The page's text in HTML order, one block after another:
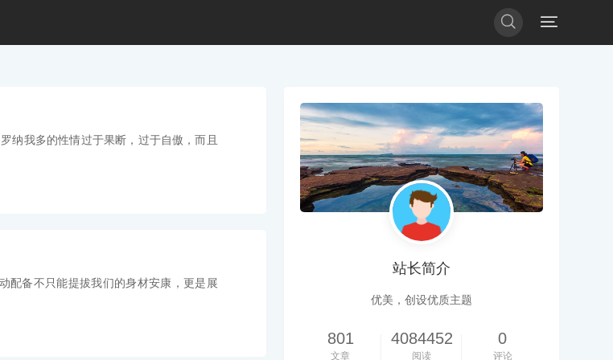


纳我多的性情过于果断，过于自傲，而且
配备不只能提拔我们的身材安康，更是展
站长简介
优美，创设优质主题
801
文章
4084452
阅读
0
评论